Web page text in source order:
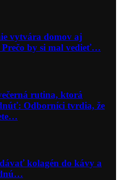
vytvára domov aj
Prečo by si mal vedieť…
rutina, ktorá
Odborníci tvrdia, že
kolagén do kávy a